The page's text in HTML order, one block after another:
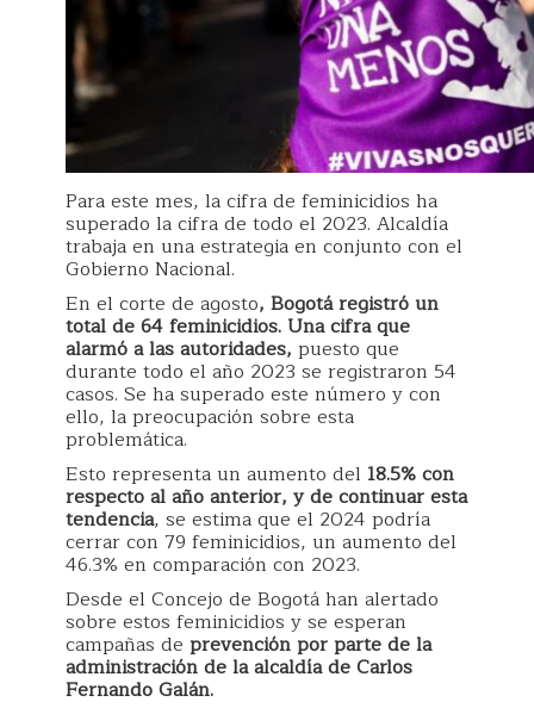
Para este mes, la cifra de feminicidios ha
superado la cifra de todo el 2023. Alcaldía
trabaja en una estrategia en conjunto con el
Gobierno Nacional.
En el corte de agosto, Bogotá registró un
total de 64 feminicidios. Una cifra que
alarmó a las autoridades, puesto que
durante todo el año 2023 se registraron 54
casos. Se ha superado este número y con
ello, la preocupación sobre esta
problemática.
Esto representa un aumento del 18.5% con
respecto al año anterior, y de continuar esta
tendencia, se estima que el 2024 podría
cerrar con 79 feminicidios, un aumento del
46.3% en comparación con 2023.
Desde el Concejo de Bogotá han alertado
sobre estos feminicidios y se esperan
campañas de prevención por parte de la
administración de la alcaldía de Carlos
Fernando Galán.